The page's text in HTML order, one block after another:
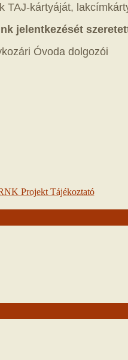
kártyáját,
jelentkezését
Óvoda dolgozói